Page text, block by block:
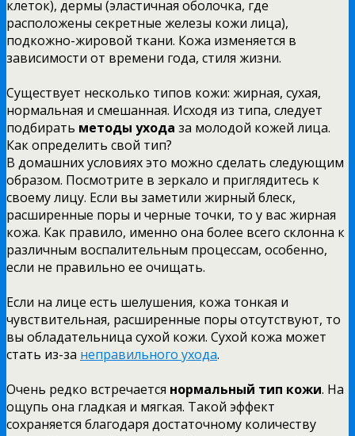
клеток), дермы (эластичная оболочка, где
расположены секретные железы кожи лица),
подкожно-жировой ткани. Кожа изменяется в
зависимости от времени года, стиля жизни.
Существует несколько типов кожи: жирная, сухая,
нормальная и смешанная. Исходя из типа, следует
подбирать методы ухода за молодой кожей лица.
Как определить свой тип?
В домашних условиях это можно сделать следующим
образом. Посмотрите в зеркало и приглядитесь к
своему лицу. Если вы заметили жирный блеск,
расширенные поры и черные точки, то у вас жирная
кожа. Как правило, именно она более всего склонна к
различным воспалительным процессам, особенно,
если не правильно ее очищать.
Если на лице есть шелушения, кожа тонкая и
чувствительная, расширенные поры отсутствуют, то
вы обладательница сухой кожи. Сухой кожа может
стать из-за неправильного ухода.
Очень редко встречается нормальный тип кожи. На
ощупь она гладкая и мягкая. Такой эффект
сохраняется благодаря достаточному количеству